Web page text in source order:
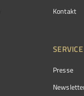
Kontakt
SERVICE
Presse